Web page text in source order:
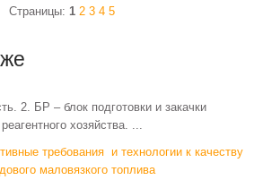
Страницы: 1 2 3 4 5
2. БР – блок подготовки и закачки
хозяйства. ...
требования и технологии к качеству
маловязкого топлива